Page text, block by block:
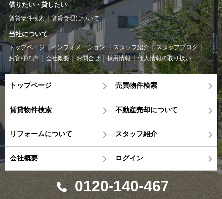
借りたい・貸したい
賃貸物件検索 賃貸管理について
当社について
トップページ インフォメーション スタッフ紹介
スタッフブログ
お客様の声
会社概要 お問合せ 採用情報 個人情報の取り扱い
トップページ 売買物件検索
賃貸物件検索 不動産売却について
リフォームについて スタッフ紹介
会社概要 ログイン
0120-140-467